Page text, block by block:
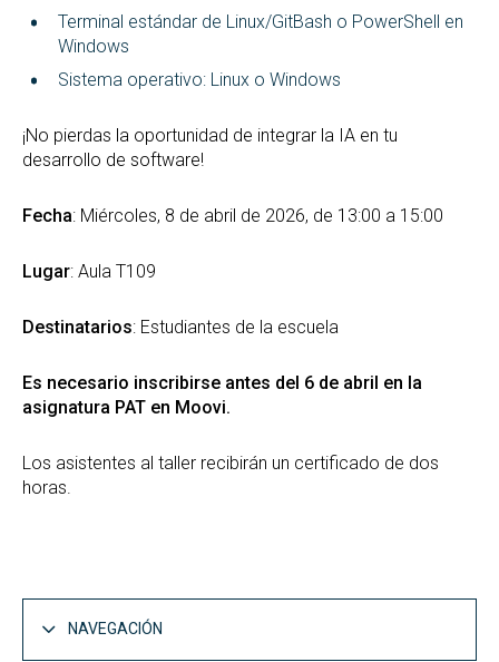
Terminal estándar de Linux/GitBash o PowerShell en
Windows
Sistema operativo: Linux o Windows
¡No pierdas la oportunidad de integrar la IA en tu
desarrollo de software!
Fecha: Miércoles, 8 de abril de 2026, de 13:00 a 15:00
Lugar: Aula T109
Destinatarios: Estudiantes de la escuela
Es necesario inscribirse antes del 6 de abril en la
asignatura PAT en Moovi.
Los asistentes al taller recibirán un certificado de dos
horas.
NAVEGACIÓN